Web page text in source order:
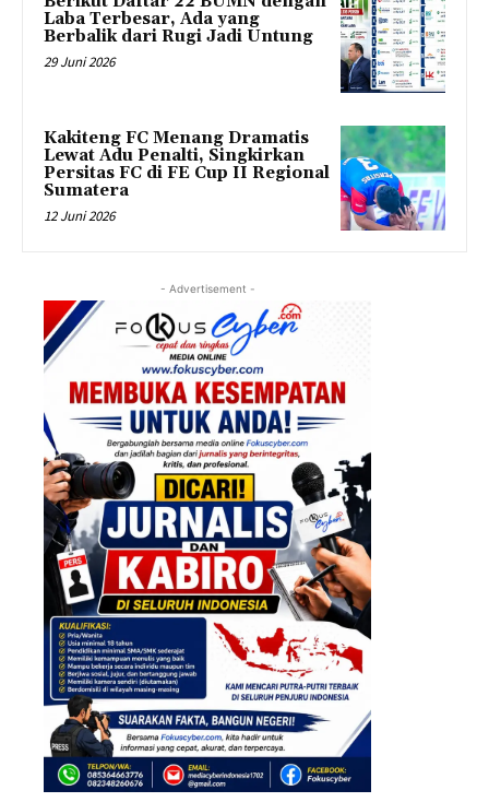
Laba Terbesar, Ada yang
Berbalik dari Rugi Jadi Untung
29 Juni 2026
Kakiteng FC Menang Dramatis
Lewat Adu Penalti, Singkirkan
Persitas FC di FE Cup II Regional
Sumatera
12 Juni 2026
- Advertisement -